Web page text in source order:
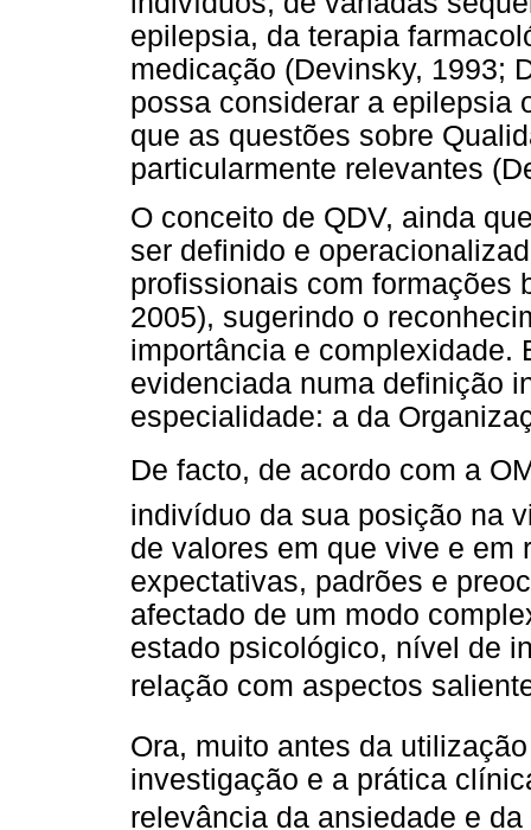
epilepsia, da terapia
medicação (Devinsky, 1993;
possa considerar a epilepsia
que as questões sobre
particularmente relevantes
O conceito de QDV, ainda
ser definido e
profissionais com formações
2005), sugerindo o
importância e complexidade.
evidenciada numa definição
especialidade: a da
De facto, de acordo com a
indivíduo da sua posição na
de valores em que vive e em
expectativas, padrões e
afectado de um modo
estado psicológico, nível de
relação com aspectos
Ora, muito antes da
investigação e a prática
relevância da ansiedade e da